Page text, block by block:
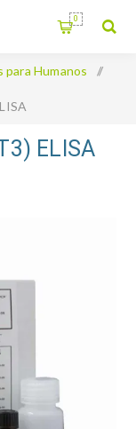
0
Humanos /
ELISA